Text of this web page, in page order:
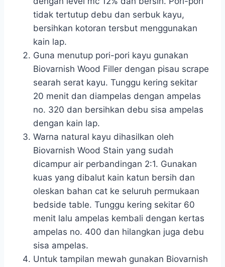
tidak tertutup debu dan serbuk kayu,
bersihkan kotoran tersbut menggunakan
kain lap.
Guna menutup pori-pori kayu gunakan
Biovarnish Wood Filler dengan pisau scrape
searah serat kayu. Tunggu kering sekitar
20 menit dan diampelas dengan ampelas
no. 320 dan bersihkan debu sisa ampelas
dengan kain lap.
Warna natural kayu dihasilkan oleh
Biovarnish Wood Stain yang sudah
dicampur air perbandingan 2:1. Gunakan
kuas yang dibalut kain katun bersih dan
oleskan bahan cat ke seluruh permukaan
bedside table. Tunggu kering sekitar 60
menit lalu ampelas kembali dengan kertas
ampelas no. 400 dan hilangkan juga debu
sisa ampelas.
Untuk tampilan mewah gunakan Biovarnish